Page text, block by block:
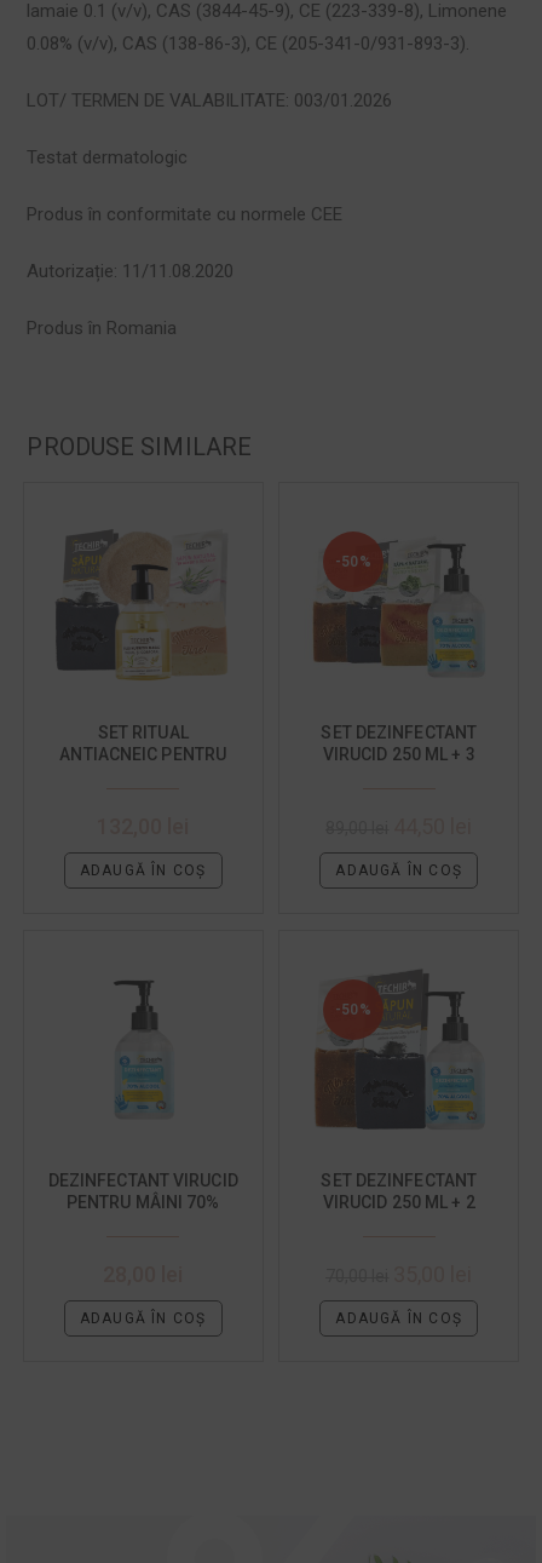
lamaie 0.1 (v/v), CAS (3844-45-9), CE (223-339-8), Limonene
0.08% (v/v), CAS (138-86-3), CE (205-341-0/931-893-3).
LOT/ TERMEN DE VALABILITATE: 003/01.2026
Testat dermatologic
Produs în conformitate cu normele CEE
Autorizație: 11/11.08.2020
Produs în Romania
PRODUSE SIMILARE
SET RITUAL
ANTIACNEIC PENTRU
ADAUGĂ ÎN COȘ
-50%
SET DEZINFECTANT
VIRUCID 250 ML + 3
ADAUGĂ ÎN COȘ
DEZINFECTANT VIRUCID
PENTRU MÂINI 70%
ADAUGĂ ÎN COȘ
-50%
SET DEZINFECTANT
VIRUCID 250 ML + 2
ADAUGĂ ÎN COȘ